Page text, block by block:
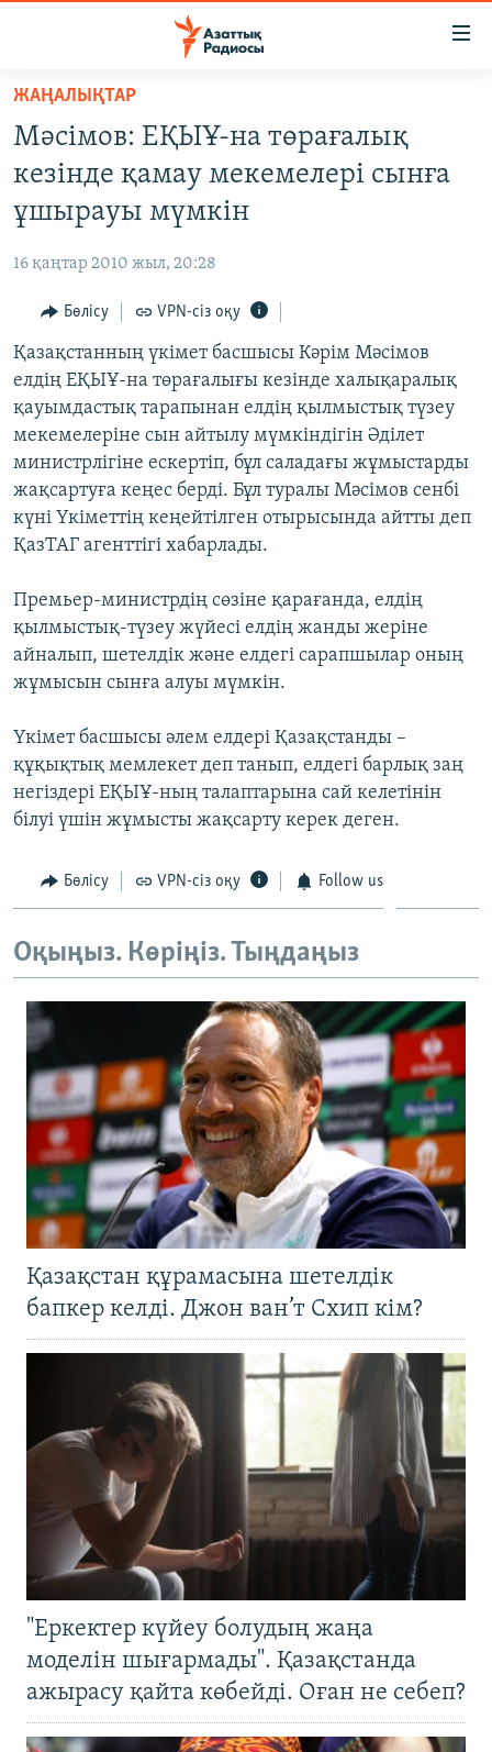
Skip
main
content
main
Navigation
Search
АДАМ ҚҰҚЫҚТАРЫ
ӘЛЕУМЕТ
ӘЛЕМ
АРНАЙЫ ЖОБАЛАР
ЖАЗЫЛЫҢЫЗ
Басқа тілдерде
ЖАҢАЛЫҚТАР
Мәсімов: ЕҚЫҰ-на төрағалық
кезінде қамау мекемелері сынға
ұшырауы мүмкін
16 қаңтар 2010 жыл, 20:28
Бөлісу VPN-сіз оқу
Қазақстанның үкімет басшысы Кәрім Мәсімов
елдің ЕҚЫҰ-на төрағалығы кезінде халықаралық
қауымдастық тарапынан елдің қылмыстық түзеу
мекемелеріне сын айтылу мүмкіндігін Әділет
министрлігіне ескертіп, бұл саладағы жұмыстарды
жақсартуға кеңес берді. Бұл туралы Мәсімов сенбі
күні Үкіметтің кеңейтілген отырысында айтты деп
ҚазТАГ агенттігі хабарлады.
Премьер-министрдің сөзіне қарағанда, елдің
қылмыстық-түзеу жүйесі елдің жанды жеріне
айналып, шетелдік және елдегі сарапшылар оның
жұмысын сынға алуы мүмкін.
Үкімет басшысы әлем елдері Қазақстанды –
құқықтық мемлекет деп танып, елдегі барлық заң
негіздері ЕҚЫҰ-ның талаптарына сай келетінін
білуі үшін жұмысты жақсарту керек деген.
Бөлісу VPN-сіз оқу Follow us
Оқыңыз. Көріңіз. Тыңдаңыз
Қазақстан құрамасына шетелдік
бапкер келді. Джон ван’т Схип кім?
"Еркектер күйеу болудың жаңа
моделін шығармады". Қазақстанда
ажырасу қайта көбейді. Оған не себеп?